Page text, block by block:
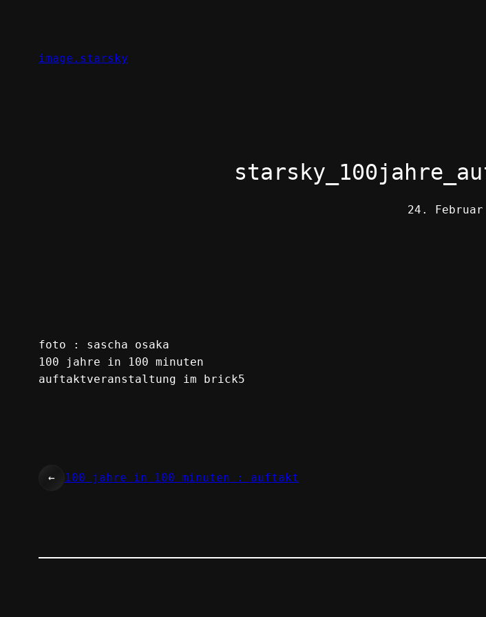
image.starsky
24. Februar
foto : sascha osaka
100 jahre in 100 minuten
auftaktveranstaltung im brick5
← 100 jahre in 100 minuten : auftakt